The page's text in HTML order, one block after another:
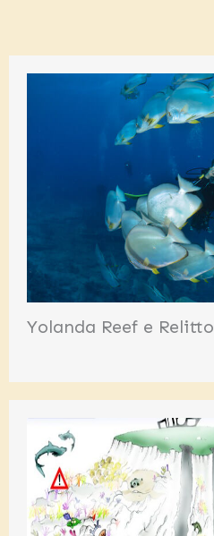
Yolanda Reef e Relitto